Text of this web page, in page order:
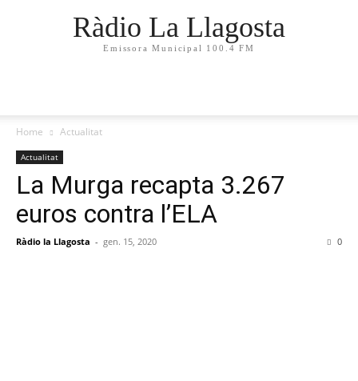
Ràdio La Llagosta
Emissora Municipal 100.4 FM
Home Actualitat
Actualitat
La Murga recapta 3.267
euros contra l’ELA
Ràdio la Llagosta - gen. 15, 2020 0